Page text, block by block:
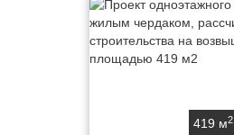
419 м2